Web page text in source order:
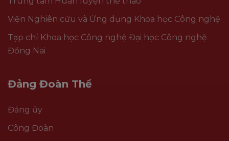
Viện Nghiên cứu và Ứng dụng Khoa học Công nghệ
Tạp chí Khoa học Công nghệ Đại học Công nghệ
Đồng Nai
Đảng Đoàn Thể
Đảng ủy
Công Đoàn